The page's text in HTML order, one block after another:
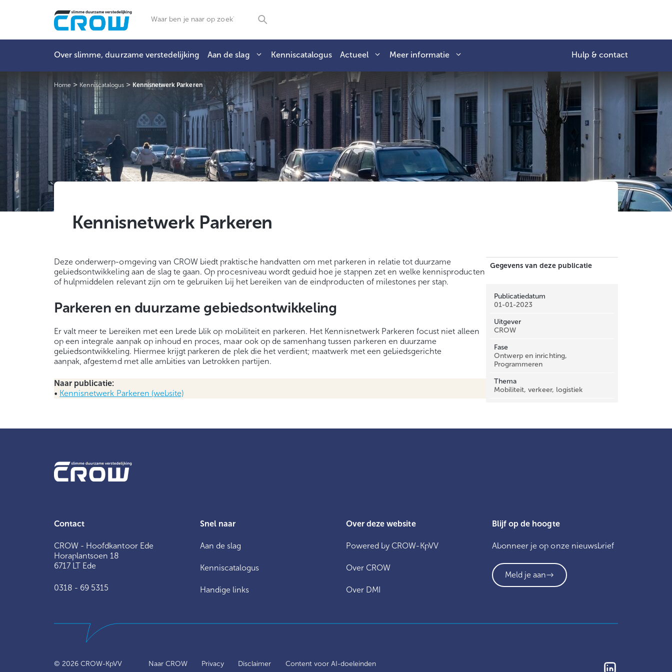
Zoeken
Over slimme, duurzame verstedelijking Aan de slag Kenniscatalogus Actueel Meer informatie Hulp & contact
Home > Kenniscatalogus > Kennisnetwerk Parkeren
Kennisnetwerk Parkeren
Deze onderwerp-omgeving van CROW biedt praktische handvatten om met parkeren in relatie tot duurzame
gebiedsontwikkeling aan de slag te gaan. Op procesniveau wordt geduid hoe je stappen zet en welke kennisproducten
of hulpmiddelen relevant zijn om te gebruiken bij het bereiken van de eindproducten of milestones per stap.
Parkeren en duurzame gebiedsontwikkeling
Er valt meer te bereiken met een brede blik op mobiliteit en parkeren. Het Kennisnetwerk Parkeren focust niet alleen
op een integrale aanpak op inhoud en proces, maar ook op de samenhang tussen parkeren en duurzame
gebiedsontwikkeling. Hiermee krijgt parkeren de plek die het verdient; maatwerk met een gebiedsgerichte
aanpak, afgestemd met alle ambities van betrokken partijen.
Naar publicatie:
• Kennisnetwerk Parkeren (website)
Gegevens van deze publicatie
Publicatiedatum
01-01-2023
Uitgever
CROW
Fase
Ontwerp en inrichting,
Programmeren
Thema
Mobiliteit, verkeer, logistiek
Contact
CROW - Hoofdkantoor Ede
Horaplantsoen 18
6717 LT Ede
0318 - 69 5315
Snel naar
Aan de slag
Kenniscatalogus
Handige links
Over deze website
Powered by CROW-KpVV
Over CROW
Over DMI
Blijf op de hoogte
Abonneer je op onze nieuwsbrief
Meld je aan
© 2026CROW-KpVV Naar CROW Privacy Disclaimer Content voor AI-doeleinden